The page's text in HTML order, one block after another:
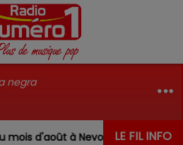
negra
LE FIL INFO
d'août à Nevoy Louis,